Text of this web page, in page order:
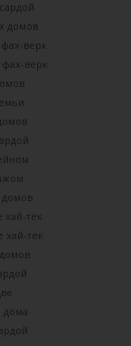
домов
верк
верк
тек
хай-тек
дома